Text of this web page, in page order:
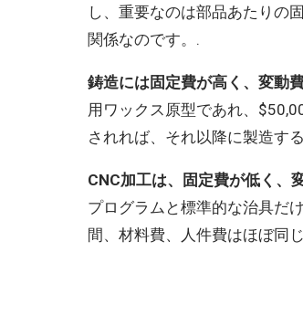
し、重要なのは部品あたりの
関係なのです。.
鋳造には固定費が高く、変動
用ワックス原型であれ、
されれば、それ以降に製造す
CNC加工は、固定費が低く、
プログラムと標準的な治具だ
間、材料費、人件費はほぼ同